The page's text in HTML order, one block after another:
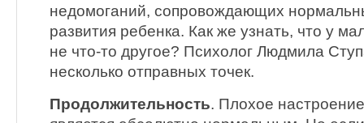
недомоганий, сопровождающих
развития ребенка. Как же узнать, что у
не что-то другое? Психолог Людмила
несколько отправных точек.
Продолжительность. Плохое